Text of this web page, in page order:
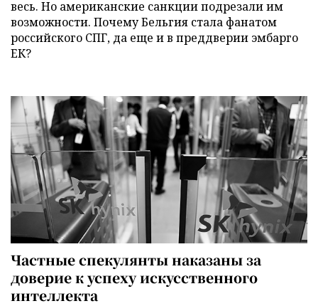
весь. Но американские санкции подрезали им
возможности. Почему Бельгия стала фанатом
российского СПГ, да еще и в преддверии эмбарго
ЕК?
Частные спекулянты наказаны за
доверие к успеху искусственного
интеллекта